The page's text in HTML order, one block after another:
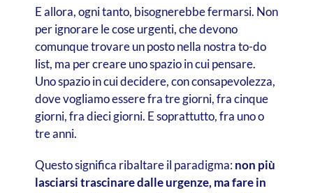
E allora, ogni tanto, bisognerebbe fermarsi. Non
per ignorare le cose urgenti, che devono
comunque trovare un posto nella nostra to-do
list, ma per creare uno spazio in cui pensare.
Uno spazio in cui decidere, con consapevolezza,
dove vogliamo essere fra tre giorni, fra cinque
giorni, fra dieci giorni. E soprattutto, fra uno o
tre anni.
Questo significa ribaltare il paradigma:non più
lasciarsi trascinare dalle urgenze, ma fare in